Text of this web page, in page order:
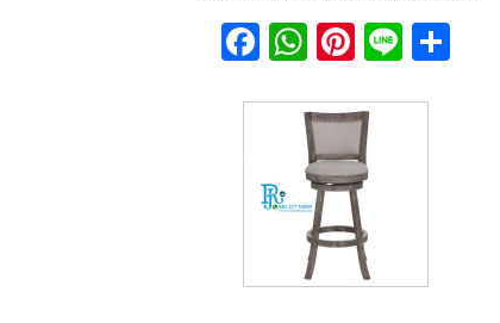
Facebook
WhatsApp
Pinterest
Line